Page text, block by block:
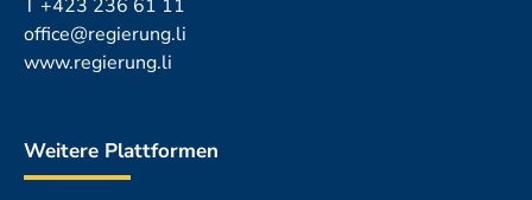
T+423 236 61 11
office@regierung.li
www.regierung.li
Weitere Plattformen